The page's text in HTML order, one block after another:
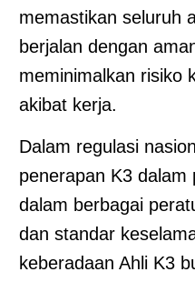
memastikan seluruh
berjalan dengan
meminimalkan risiko
akibat kerja.
Dalam regulasi
penerapan K3
dalam berbagai
dan standar
keberadaan Ahli K3